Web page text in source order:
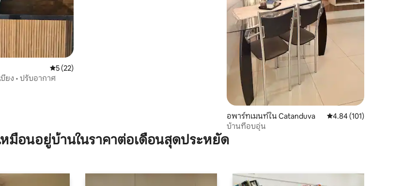
คะแนนเฉลี่ย 5 จาก 5, 22 รีวิว
5 (22)
บ้านเต็มรูปแบบ • ระเบียง • ปรับอากาศ
อพาร์ทเมนท์ใน Catanduva คะแนนเฉลี่ย 4.84 จาก
4.84 (101)
บ้านที่อบอุ่น
มือนอยู่บ้านในราคาต่อเดือนสุดประหยัด